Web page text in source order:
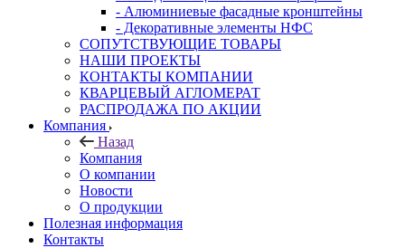
- Алюминиевые фасадные кронштейны
- Декоративные элементы НФС
СОПУТСТВУЮЩИЕ ТОВАРЫ
НАШИ ПРОЕКТЫ
КОНТАКТЫ КОМПАНИИ
КВАРЦЕВЫЙ АГЛОМЕРАТ
РАСПРОДАЖА ПО АКЦИИ
Компания
Назад
Компания
О компании
Новости
О продукции
Полезная информация
Контакты